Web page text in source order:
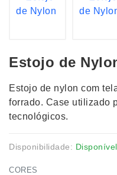
Estojo de
Estojo de nylon com
forrado. Case utilizado
tecnológicos.
Disponibilidade: Disponível
CORES